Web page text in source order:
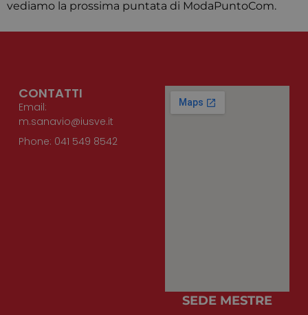
vediamo la prossima puntata di ModaPuntoCom.
CONTATTI
Email:
m.sanavio@iusve.it
Phone: 041 549 8542
SEDE MESTRE